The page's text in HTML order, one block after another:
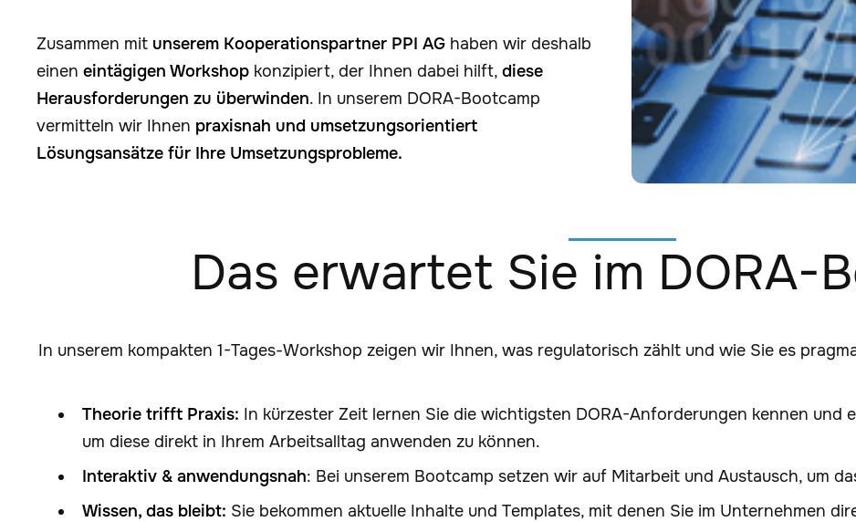
Zusammen mit unserem Kooperationspartner PPI AG haben wir deshalb
einen eintägigen Workshop konzipiert, der Ihnen dabei hilft, diese
Herausforderungen zu überwinden. In unserem DORA-Bootcamp
vermitteln wir Ihnen praxisnah und umsetzungsorientiert
Lösungsansätze für Ihre Umsetzungsprobleme.
Das erwartet Sie im DORA-
In unserem kompakten 1-Tages-Workshop zeigen wir Ihnen, was regulatorisch zählt und wie Sie es
Theorie trifft Praxis: In kürzester Zeit lernen Sie die wichtigsten DORA-Anforderungen kennen und
um diese direkt in Ihrem Arbeitsalltag anwenden zu können.
Interaktiv & anwendungsnah: Bei unserem Bootcamp setzen wir auf Mitarbeit und Austausch, um
Wissen, das bleibt: Sie bekommen aktuelle Inhalte und Templates, mit denen Sie im Unternehmen